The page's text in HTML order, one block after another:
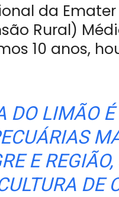
da
Rural)
10 anos,
DO LIMÃO
E
DE